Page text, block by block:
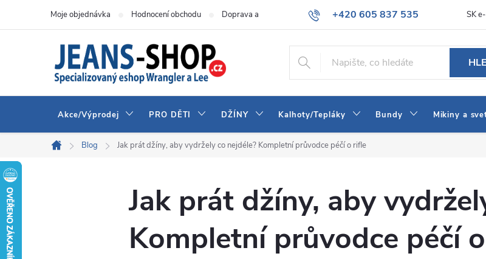
+420 605 837 535
info@jeans-shop.cz
Moje objednávka Hodnocení obchodu Doprava a platba Obchodní podmínky Naše prodejna Blog
SK
Akce/Výprodej PRO DĚTI DŽÍNY Kalhoty/Tepláky Bundy Mikiny a
Domů
Blog Jak prát džíny, aby vydržely co nejdéle? Kompletní průvodce péčí o rifle
Jak prát džíny, aby
Kompletní průvodce péčí